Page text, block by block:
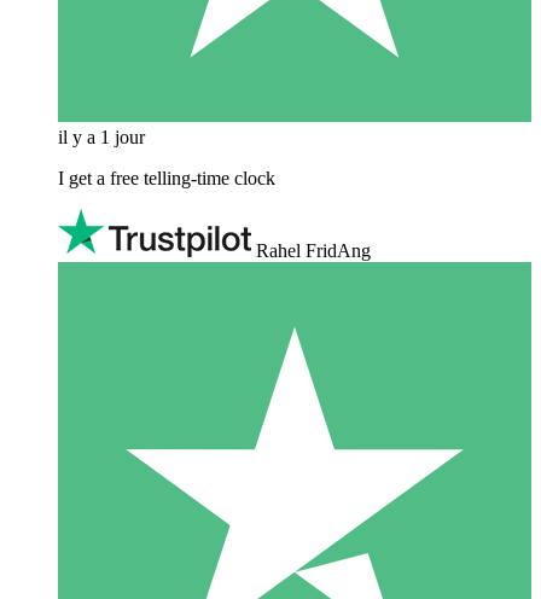
il y a 1 jour
I get a free telling-time clock
Rahel FridAng